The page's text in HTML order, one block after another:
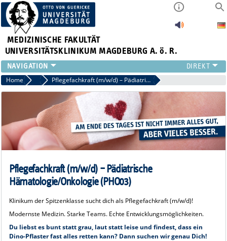
MEDIZINISCHE FAKULTÄT
UNIVERSITÄTSKLINIKUM MAGDEBURG A. ö. R.
INSTITUTE
KLINIKEN
ZENTRALE EINRICHTUNGEN
FORSCHUNG
PRESSE
ÜBER UNS
INTRANET
Home Pädiatrie-Pflege Pflegefachkraft (m/w/d) – Pädiatrische Hämatologie/Onkologie (PHO03)
Pflegefachkraft (m/w/d) – Pädiatrische
Hämatologie/Onkologie (PHO03)
Klinikum der Spitzenklasse sucht dich als Pflegefachkraft (m/w/d)!
Modernste Medizin. Starke Teams. Echte Entwicklungsmöglichkeiten.
Du liebst es bunt statt grau, laut statt leise und findest, dass ein
Dino-Pflaster fast alles retten kann? Dann suchen wir genau Dich!